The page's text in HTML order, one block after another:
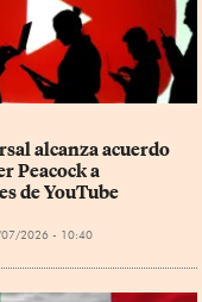
alcanza acuerdo
Peacock a
de YouTube
2026 - 10:40